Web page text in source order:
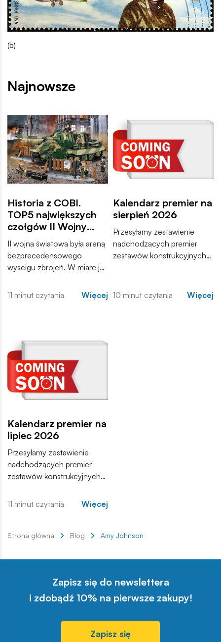
(b)
Najnowsze
Historia z COBI.
TOP5 największych
czołgów II Wojny
Światowej
II wojna światowa była areną
bezprecedensowego
wyścigu zbrojeń. W miarę jak
inżynierowie po obu
stronach frontu dążyli do
11 minut czytania Więcej
Kalendarz premier na
sierpień 2026
Przesyłamy zestawienie
nadchodzących premier
zestawów konstrukcyjnych
kontynuacje popularnych
serii, jak i zupełnie nowe
10 minut czytania Więcej
Kalendarz premier na
lipiec 2026
Przesyłamy zestawienie
nadchodzących premier
zestawów konstrukcyjnych
znajdują się zarówno
kontynuacje popularnych
modele, które trafią do
tygodniach. Zachęcamy do
materiałami produktowymi.
11 minut czytania Więcej
Strona główna Blog Amy Johnson
Zapisz się do newslettera
i zdobądź 10% na pierwsze zakupy!
Zapisz się